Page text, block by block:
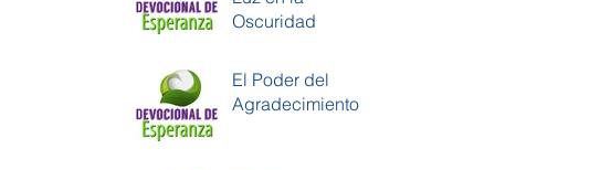
Oscuridad
El Poder del
Agradecimiento